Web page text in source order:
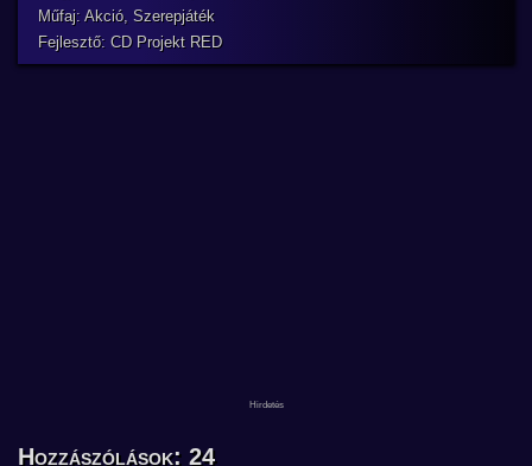
Műfaj: Akció, Szerepjáték
Fejlesztő: CD Projekt RED
Hozzászólások: 24